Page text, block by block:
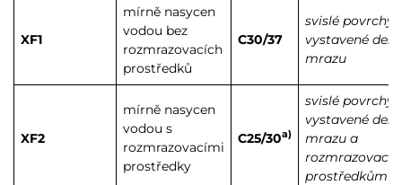
XF1
mírně nasycen
vodou bez
rozmrazovacích
prostředků
C30/37
svislé povrchy
vystavené
mrazu
XF2
mírně nasycen
vodou s
rozmrazovacími
prostředky
C25/30a)
svislé povrchy
vystavené
mrazu a
prostředkům